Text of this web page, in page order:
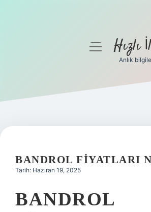
Gizlilik Politikası
Yasal Uyarı
menüyüHızlı
Anlık
BANDROL FIYATLARI
Tarih: Haziran 19, 2025
BANDROL